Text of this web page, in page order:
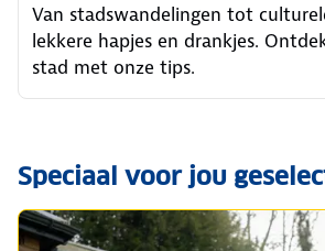
Van stadswandelingen tot
lekkere hapjes en drankjes.
stad met onze tips.
Speciaal voor jou